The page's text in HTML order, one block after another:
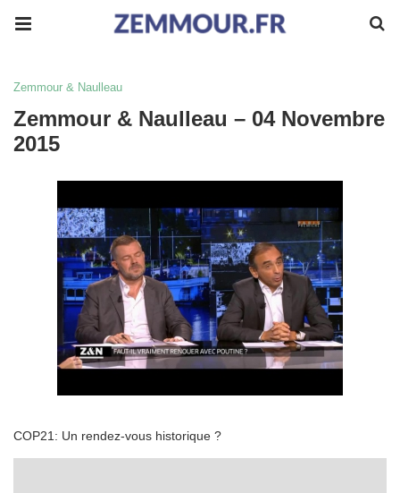
Zemmour & Naulleau
Zemmour & Naulleau – 04 Novembre
2015
COP21: Un rendez-vous historique ?